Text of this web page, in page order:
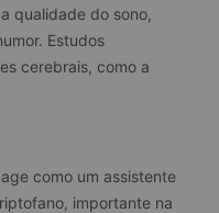
qualidade do sono,
Estudos
cerebrais, como a
como um assistente
importante na